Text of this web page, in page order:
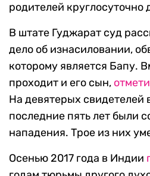
родителей круглосуточно
В штате Гуджарат суд
дело об изнасиловании,
которому является Бапу.
проходит и его сын,
На девятерых свидетелей
последние пять лет были
нападения. Трое из них
Осенью 2017 года в Индии